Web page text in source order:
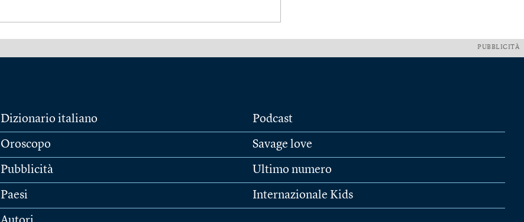
PUBBLICITÀ
Dizionario italiano
Oroscopo
Pubblicità
Paesi
Podcast
Savage love
Ultimo numero
Internazionale Kids